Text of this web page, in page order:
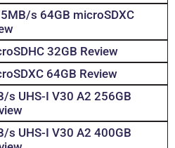
s 64GB microSDXC
32GB Review
64GB Review
s UHS-I V30 A2 256GB
s UHS-I V30 A2 400GB